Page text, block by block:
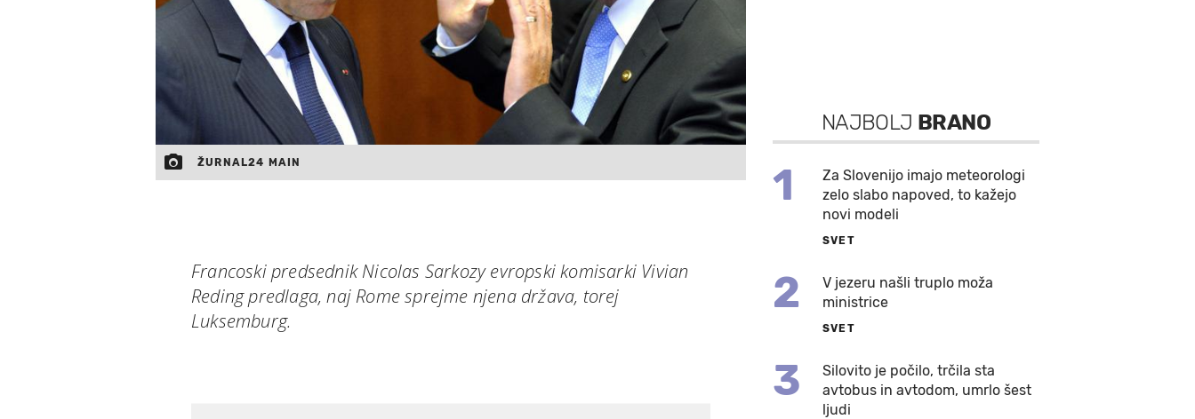
ŽURNAL24 MAIN
Francoski predsednik Nicolas Sarkozy evropski komisarki Vivian
Reding predlaga, naj Rome sprejme njena država, torej
Luksemburg.
NAJBOLJ BRANO
1
Za Slovenijo imajo meteorologi
zelo slabo napoved, to kažejo
novi modeli
SVET
2
V jezeru našli truplo moža
ministrice
SVET
3
Silovito je počilo, trčila sta
avtobus in avtodom, umrlo šest
ljudi